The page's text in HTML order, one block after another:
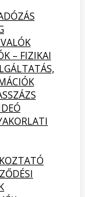
– FIZIKAI